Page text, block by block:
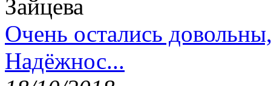
Зайцева
Очень остались
Надёжнос...